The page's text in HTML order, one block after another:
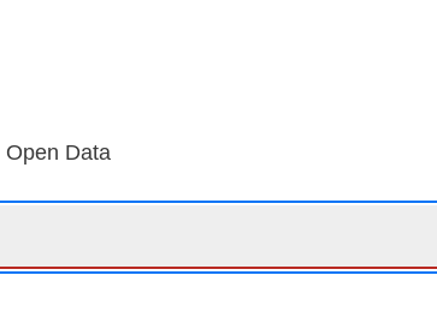
Open Data